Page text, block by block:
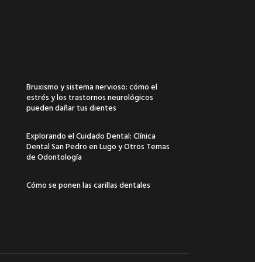
Bruxismo y sistema nervioso: cómo el
estrés y los trastornos neurológicos
pueden dañar tus dientes
Explorando el Cuidado Dental: Clínica
Dental San Pedro en Lugo y Otros Temas
de Odontología
Cómo se ponen las carillas dentales